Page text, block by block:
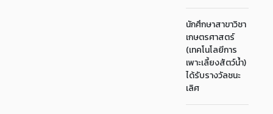
นักศึกษาสาขาวิชา
เกษตรศาสตร์
(เทคโนโลยีการ
เพาะเลี้ยงสัตว์น้ำ)
ได้รับรางวัลชนะ
เลิศ